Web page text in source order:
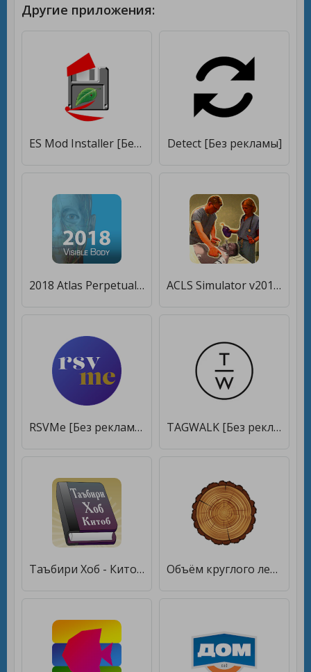
Другие приложения:
ES Mod Installer [Без рекламы] Detect [Без рекламы]
2018 Atlas Perpetual [Без рекламы] ACLS Simulator v2018 [Без рекламы]
RSVMe [Без рекламы] TAGWALK [Без рекламы]
Таъбири Хоб - Китоб [Без рекламы] Объём круглого леса [Без рекламы]